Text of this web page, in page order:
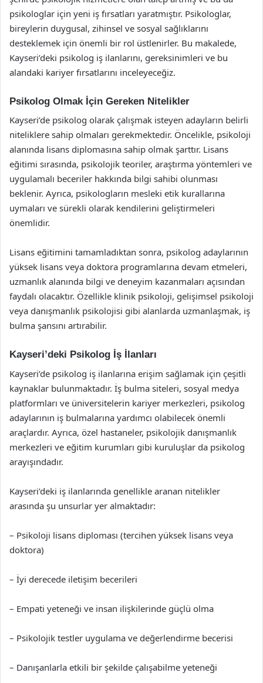
psikologlar için yeni iş fırsatları yaratmıştır. Psikologlar,
bireylerin duygusal, zihinsel ve sosyal sağlıklarını
desteklemek için önemli bir rol üstlenirler. Bu makalede,
Kayseri’deki psikolog iş ilanlarını, gereksinimleri ve bu
alandaki kariyer fırsatlarını inceleyeceğiz.
Psikolog Olmak İçin Gereken Nitelikler
Kayseri’de psikolog olarak çalışmak isteyen adayların belirli
niteliklere sahip olmaları gerekmektedir. Öncelikle, psikoloji
alanında lisans diplomasına sahip olmak şarttır. Lisans
eğitimi sırasında, psikolojik teoriler, araştırma yöntemleri ve
uygulamalı beceriler hakkında bilgi sahibi olunması
beklenir. Ayrıca, psikologların mesleki etik kurallarına
uymaları ve sürekli olarak kendilerini geliştirmeleri
önemlidir.
Lisans eğitimini tamamladıktan sonra, psikolog adaylarının
yüksek lisans veya doktora programlarına devam etmeleri,
uzmanlık alanında bilgi ve deneyim kazanmaları açısından
faydalı olacaktır. Özellikle klinik psikoloji, gelişimsel psikoloji
veya danışmanlık psikolojisi gibi alanlarda uzmanlaşmak, iş
bulma şansını artırabilir.
Kayseri’deki Psikolog İş İlanları
Kayseri’de psikolog iş ilanlarına erişim sağlamak için çeşitli
kaynaklar bulunmaktadır. İş bulma siteleri, sosyal medya
platformları ve üniversitelerin kariyer merkezleri, psikolog
adaylarının iş bulmalarına yardımcı olabilecek önemli
araçlardır. Ayrıca, özel hastaneler, psikolojik danışmanlık
merkezleri ve eğitim kurumları gibi kuruluşlar da psikolog
arayışındadır.
Kayseri’deki iş ilanlarında genellikle aranan nitelikler
arasında şu unsurlar yer almaktadır:
– Psikoloji lisans diploması (tercihen yüksek lisans veya
doktora)
– İyi derecede iletişim becerileri
– Empati yeteneği ve insan ilişkilerinde güçlü olma
– Psikolojik testler uygulama ve değerlendirme becerisi
– Danışanlarla etkili bir şekilde çalışabilme yeteneği